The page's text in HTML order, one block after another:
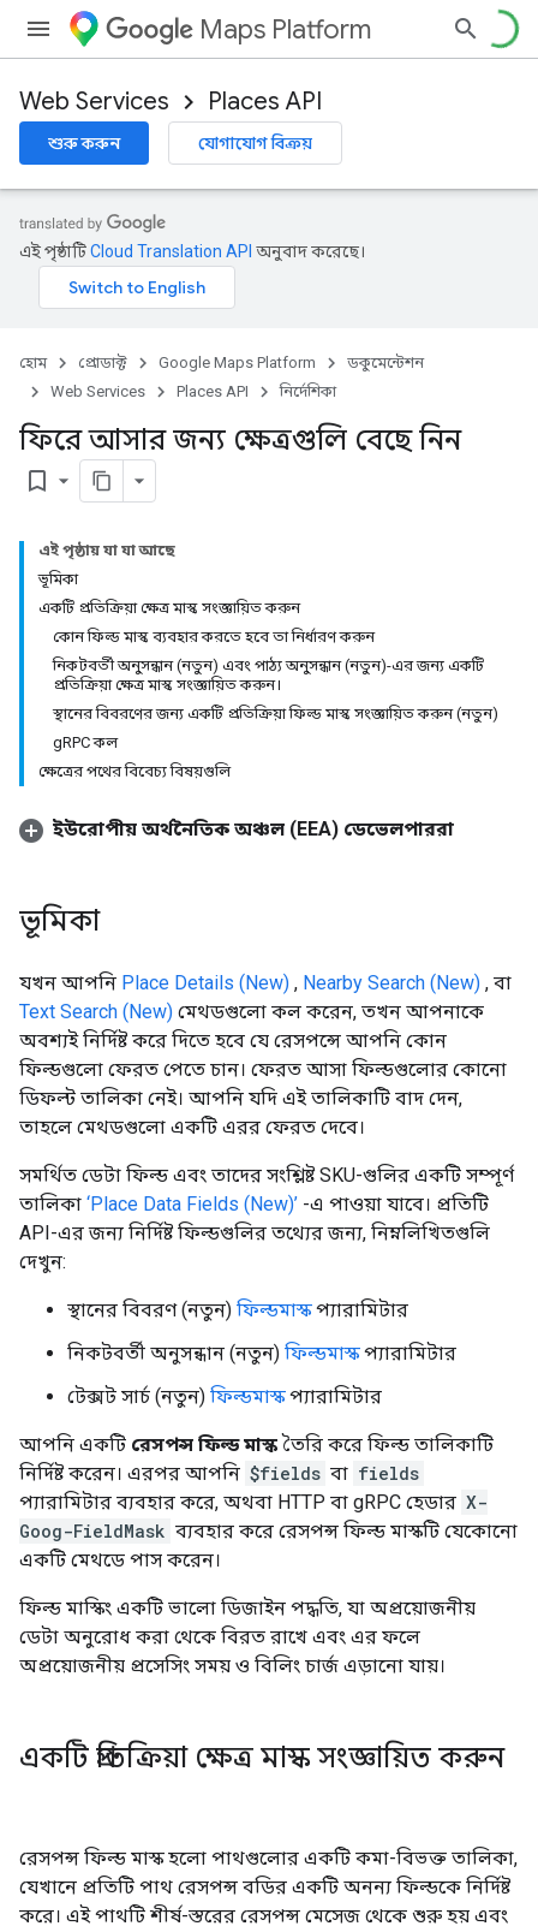
Maps Platform
Web Services Places API
শুরু করুন যোগাযোগ বিক্রয়
এই পৃষ্ঠাটিCloud Translation API অনুবাদ করেছে।
হোম প্রোডাক্ট Google Maps Platform
ডকুমেন্টেশন
Web Services
Places API নির্দেশিকা
ফিরে আসার জন্য ক্ষেত্রগুলি বেছে নিন
bookmark_border
এই পৃষ্ঠায় যা যা আছে
ভূমিকা
একটি প্রতিক্রিয়া ক্ষেত্র মাস্ক সংজ্ঞায়িত করুন
কোন ফিল্ড মাস্ক ব্যবহার করতে হবে তা নির্ধারণ করুন
নিকটবর্তী অনুসন্ধান (নতুন) এবং পাঠ্য অনুসন্ধান (নতুন)-এর জন্য একটি
প্রতিক্রিয়া ক্ষেত্র মাস্ক সংজ্ঞায়িত করুন।
স্থানের বিবরণের জন্য একটি প্রতিক্রিয়া ফিল্ড মাস্ক সংজ্ঞায়িত করুন (নতুন)
gRPC কল
ক্ষেত্রের পথের বিবেচ্য বিষয়গুলি
ইউরোপীয় অর্থনৈতিক অঞ্চল (EEA) ডেভেলপাররা
ভূমিকা
যখন আপনি Place Details (New) , Nearby Search (New) , বা
Text Search (New) মেথডগুলো কল করেন, তখন আপনাকে
অবশ্যই নির্দিষ্ট করে দিতে হবে যে রেসপন্সে আপনি কোন
ফিল্ডগুলো ফেরত পেতে চান। ফেরত আসা ফিল্ডগুলোর কোনো
ডিফল্ট তালিকা নেই। আপনি যদি এই তালিকাটি বাদ দেন,
তাহলে মেথডগুলো একটি এরর ফেরত দেবে।
সমর্থিত ডেটা ফিল্ড এবং তাদের সংশ্লিষ্ট SKU-গুলির একটি সম্পূর্ণ
তালিকা ‘Place Data Fields (New)’ -এ পাওয়া যাবে। প্রতিটি
API-এর জন্য নির্দিষ্ট ফিল্ডগুলির তথ্যের জন্য, নিম্নলিখিতগুলি
দেখুন:
স্থানের বিবরণ (নতুন) ফিল্ডমাস্কপ্যারামিটার
নিকটবর্তী অনুসন্ধান (নতুন) ফিল্ডমাস্কপ্যারামিটার
টেক্সট সার্চ (নতুন) ফিল্ডমাস্কপ্যারামিটার
আপনি একটি রেসপন্স ফিল্ড মাস্ক তৈরি করে ফিল্ড তালিকাটি
নির্দিষ্ট করেন। এরপর আপনি $fields বা fields
প্যারামিটার ব্যবহার করে, অথবা HTTP বা gRPC হেডার X-
Goog-FieldMask ব্যবহার করে রেসপন্স ফিল্ড মাস্কটি যেকোনো
একটি মেথডে পাস করেন।
ফিল্ড মাস্কিং একটি ভালো ডিজাইন পদ্ধতি, যা অপ্রয়োজনীয়
ডেটা অনুরোধ করা থেকে বিরত রাখে এবং এর ফলে
অপ্রয়োজনীয় প্রসেসিং সময় ও বিলিং চার্জ এড়ানো যায়।
একটি প্রতিক্রিয়া ক্ষেত্র মাস্ক সংজ্ঞায়িত করুন
রেসপন্স ফিল্ড মাস্ক হলো পাথগুলোর একটি কমা-বিভক্ত তালিকা,
যেখানে প্রতিটি পাথ রেসপন্স বডির একটি অনন্য ফিল্ডকে নির্দিষ্ট
করে। এই পাথটি শীর্ষ-স্তরের রেসপন্স মেসেজ থেকে শুরু হয় এবং